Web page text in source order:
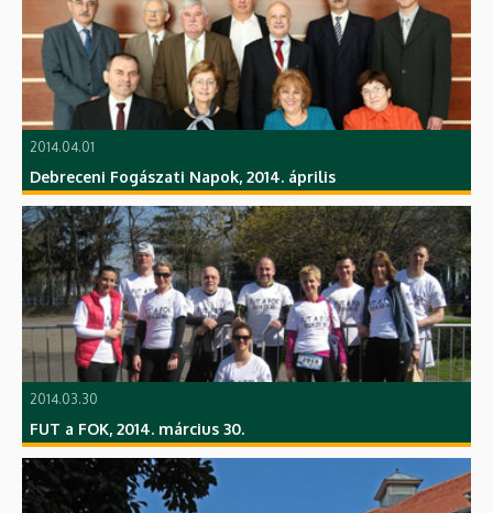
2014.04.01
Debreceni Fogászati Napok, 2014. április
2014.03.30
FUT a FOK, 2014. március 30.